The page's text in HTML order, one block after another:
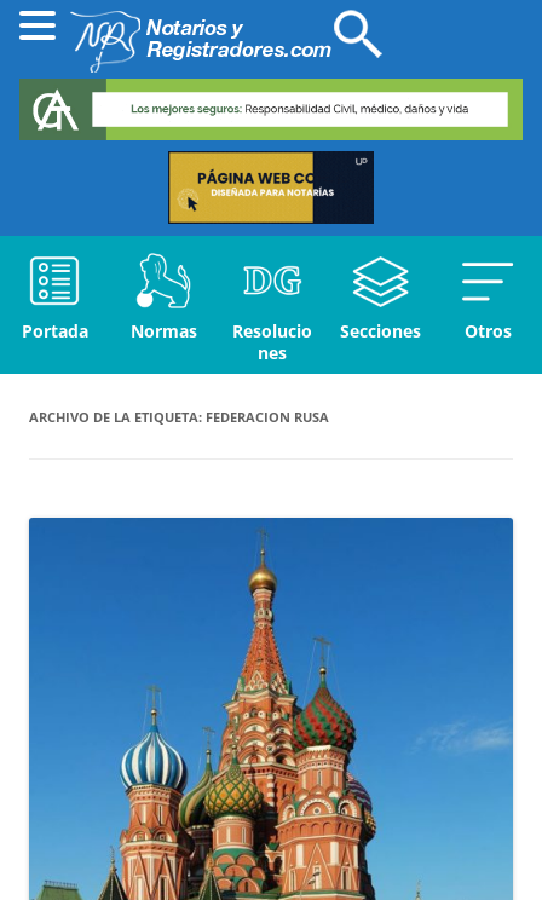
Portada Normas
Resolucio
nes
Secciones Otros
ARCHIVO DE LA ETIQUETA: FEDERACION RUSA